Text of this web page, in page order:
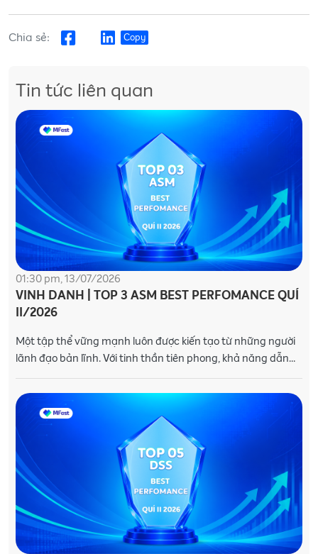
Chia sẻ: Copy
Tin tức liên quan
01:30 pm, 13/07/2026
VINH DANH | TOP 3 ASM BEST PERFOMANCE QUÍ
II/2026
Một tập thể vững mạnh luôn được kiến tạo từ những người
lãnh đạo bản lĩnh. Với tinh thần tiên phong, khả năng dẫn